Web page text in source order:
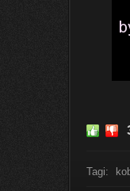
Tagi: